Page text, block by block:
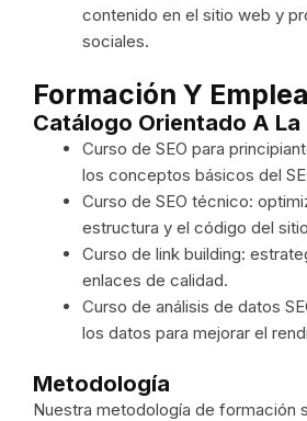
contenido en el sitio web y
sociales.
Formación Y
Catálogo Orientado A La
Curso de SEO para
los conceptos básicos del
Curso de SEO técnico:
estructura y el código del
Curso de link building:
enlaces de calidad.
Curso de análisis de datos
los datos para mejorar el
Metodología
Nuestra metodología de formación